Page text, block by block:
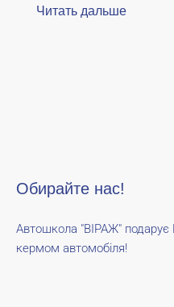
Читать дальше
Обирайте нас!
Автошкола "ВІРАЖ" подарує
кермом автомобіля!